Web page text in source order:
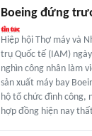
Boeing đứng
Hiệp hội Thợ máy và
trụ Quốc tế (IAM)
nghìn công nhân làm
sản xuất máy bay
hộ tổ chức đình công,
hợp đồng hiện nay